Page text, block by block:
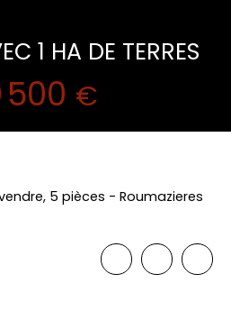
1 HA DE TERRES
500 €
5 pièces - Roumazieres